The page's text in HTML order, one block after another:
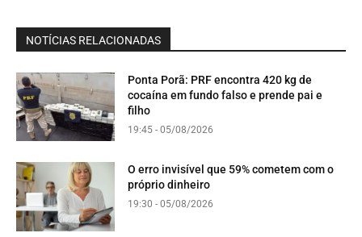
NOTÍCIAS RELACIONADAS
Ponta Porã: PRF encontra 420 kg de
cocaína em fundo falso e prende pai e
filho
19:45 - 05/08/2026
O erro invisível que 59% cometem com o
próprio dinheiro
19:30 - 05/08/2026